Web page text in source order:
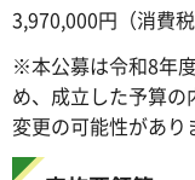
3,970,000円（消費
※本公募は令和8年
め、成立した予算
変更の可能性があり